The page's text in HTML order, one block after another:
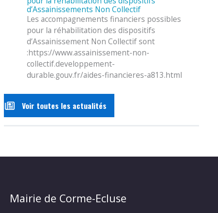
d’Assainissements Non Collectif
Les accompagnements financiers possibles
pour la réhabilitation des dispositifs
d’Assainissement Non Collectif sont
:https://www.assainissement-non-
collectif.developpement-
durable.gouv.fr/aides-financieres-a813.html
Voir toutes les actualités
Mairie de Corme-Ecluse